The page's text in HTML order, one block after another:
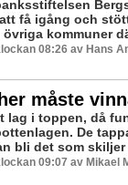
få igång och
kommuner
08:26 av Hans
måste
lag i toppen, då
De
bli det som skiljer
09:07 av Mikael